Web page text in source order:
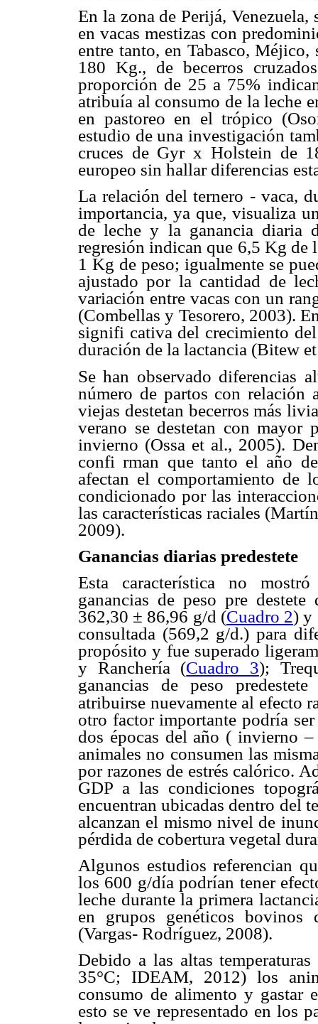
En la zona de Perijá,
en vacas mestizas con
entre tanto, en Tabasco,
180 Kg., de becerros
proporción de 25 a 75%
atribuía al consumo de la leche
en pastoreo en el trópico
estudio de una investigación
cruces de Gyr x Holstein de
europeo sin hallar diferencias
La relación del ternero - vaca,
importancia, ya que, visualiza
de leche y la ganancia diaria
regresión indican que 6,5 Kg de
1 Kg de peso; igualmente se
ajustado por la cantidad de
variación entre vacas con un
(Combellas y Tesorero, 2003).
signifi cativa del crecimiento
duración de la lactancia (Bitew
Se han observado diferencias
número de partos con relación
viejas destetan becerros más
verano se destetan con mayor
invierno (Ossa et al., 2005).
confi rman que tanto el año
afectan el comportamiento de
condicionado por las
las características raciales
2009).
Ganancias diarias predestete
Esta característica no
ganancias de peso pre
362,30 ± 86,96 g/d (Cuadro 2) y
consultada (569,2 g/d.) para
propósito y fue superado
y Ranchería (Cuadro 3);
ganancias de peso
atribuirse nuevamente al efecto
otro factor importante podría
dos épocas del año ( invierno
animales no consumen las
por razones de estrés calórico.
GDP a las condiciones
encuentran ubicadas dentro del
alcanzan el mismo nivel de
pérdida de cobertura vegetal
Algunos estudios referencian
los 600 g/día podrían tener
leche durante la primera
en grupos genéticos
(Vargas- Rodríguez, 2008).
Debido a las altas
35°C; IDEAM, 2012) los
consumo de alimento y gastar
esto se ve representado en los